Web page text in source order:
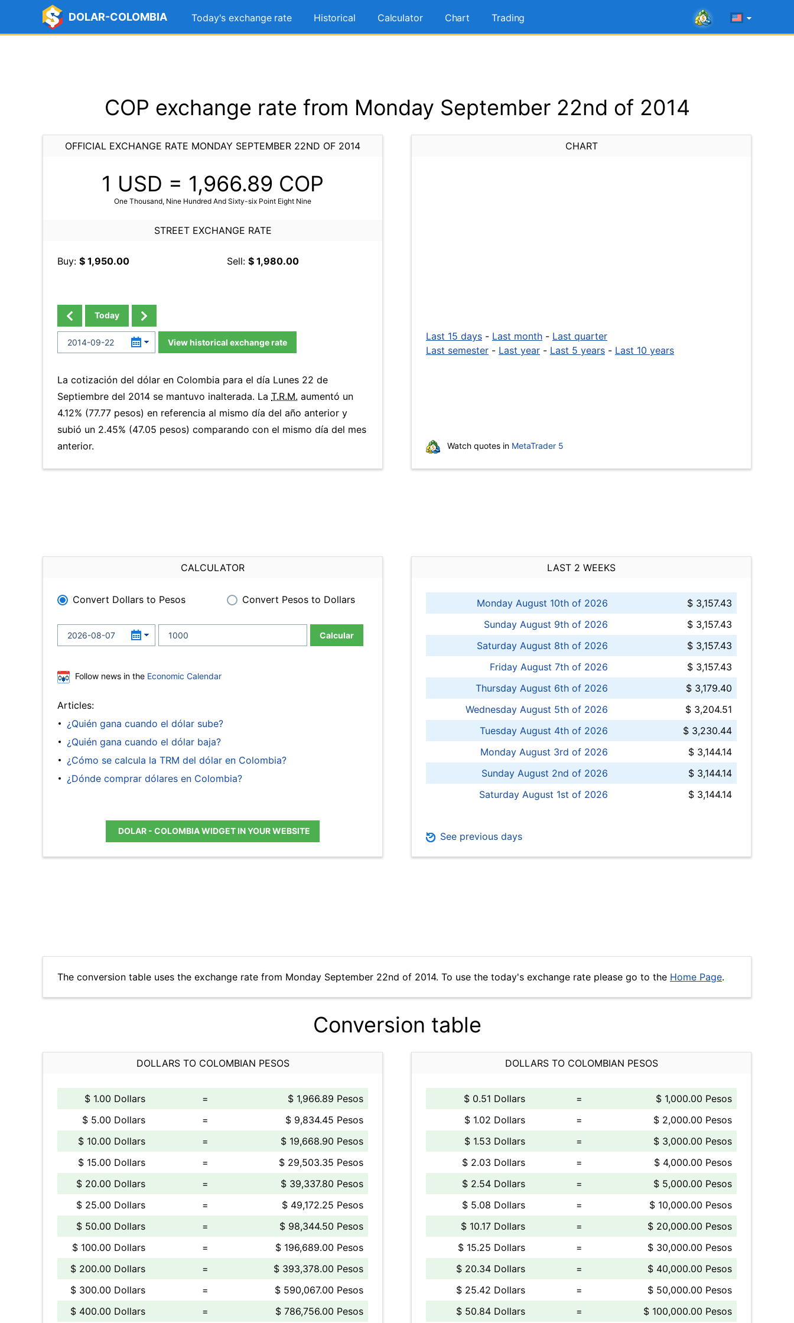
DOLAR-COLOMBIA Today's exchange rate Historical Calculator Chart Trading
COP exchange rate from Monday September 22nd of 2014
OFFICIAL EXCHANGE RATE MONDAY SEPTEMBER 22ND OF 2014
1 USD = 1,966.89 COP
One Thousand, Nine Hundred And Sixty-six Point Eight Nine
STREET EXCHANGE RATE
Buy: $ 1,950.00 Sell: $ 1,980.00
Today
View historical exchange rate
La cotización del dólar en Colombia para el día Lunes 22 de
Septiembre del 2014 se mantuvo inalterada. La T.R.M. aumentó un
4.12% (77.77 pesos) en referencia al mismo día del año anterior y
subió un 2.45% (47.05 pesos) comparando con el mismo día del mes
anterior.
CHART
Last 15 days - Last month - Last quarter
Last semester - Last year - Last 5 years - Last 10 years
Watch quotes in MetaTrader 5
CALCULATOR
Convert Dollars to Pesos Convert Pesos to Dollars
Calcular
Follow news in the Economic Calendar
Articles:
¿Quién gana cuando el dólar sube?
¿Quién gana cuando el dólar baja?
¿Cómo se calcula la TRM del dólar en Colombia?
¿Dónde comprar dólares en Colombia?
DOLAR - COLOMBIA WIDGET IN YOUR WEBSITE
LAST 2 WEEKS
Monday August 10th of 2026
$ 3,157.43
Sunday August 9th of 2026
$ 3,157.43
Saturday August 8th of 2026
$ 3,157.43
Friday August 7th of 2026
$ 3,157.43
Thursday August 6th of 2026
$ 3,179.40
Wednesday August 5th of 2026
$ 3,204.51
Tuesday August 4th of 2026
$ 3,230.44
Monday August 3rd of 2026
$ 3,144.14
Sunday August 2nd of 2026
$ 3,144.14
Saturday August 1st of 2026
$ 3,144.14
See previous days
The conversion table uses the exchange rate from Monday September 22nd of 2014. To use the today's exchange rate please go to the Home Page.
Conversion table
DOLLARS TO COLOMBIAN PESOS
$ 1.00 Dollars =
$ 1,966.89 Pesos
$ 5.00 Dollars
=
$ 9,834.45 Pesos
$ 10.00 Dollars
=
$ 19,668.90 Pesos
$ 15.00 Dollars
=
$ 29,503.35 Pesos
$ 20.00 Dollars
=
$ 39,337.80 Pesos
$ 25.00 Dollars
=
$ 49,172.25 Pesos
$ 50.00 Dollars
=
$ 98,344.50 Pesos
$ 100.00 Dollars
=
$ 196,689.00 Pesos
$ 200.00 Dollars
=
$ 393,378.00 Pesos
$ 300.00 Dollars
=
$ 590,067.00 Pesos
$ 400.00 Dollars
= $ 786,756.00 Pesos
DOLLARS TO COLOMBIAN PESOS
$ 0.51 Dollars =
$ 1,000.00 Pesos
$ 1.02 Dollars
=
$ 2,000.00 Pesos
$ 1.53 Dollars
=
$ 3,000.00 Pesos
$ 2.03 Dollars
=
$ 4,000.00 Pesos
$ 2.54 Dollars
=
$ 5,000.00 Pesos
$ 5.08 Dollars
=
$ 10,000.00 Pesos
$ 10.17 Dollars
=
$ 20,000.00 Pesos
$ 15.25 Dollars
=
$ 30,000.00 Pesos
$ 20.34 Dollars
=
$ 40,000.00 Pesos
$ 25.42 Dollars
=
$ 50,000.00 Pesos
$ 50.84 Dollars
= $ 100,000.00 Pesos